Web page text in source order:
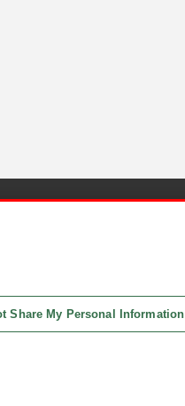
Share My Personal Information